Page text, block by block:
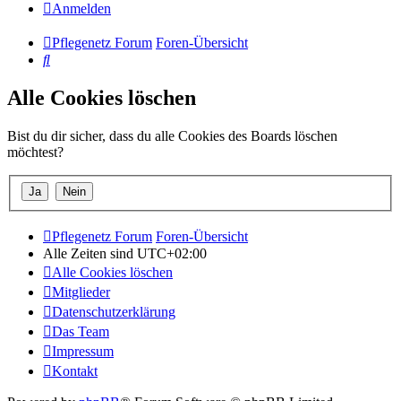
Anmelden
Pflegenetz Forum Foren-Übersicht
Suche
Alle Cookies löschen
Bist du dir sicher, dass du alle Cookies des Boards löschen
möchtest?
Pflegenetz Forum Foren-Übersicht
Alle Zeiten sind UTC+02:00
Alle Cookies löschen
Mitglieder
Datenschutzerklärung
Das Team
Impressum
Kontakt